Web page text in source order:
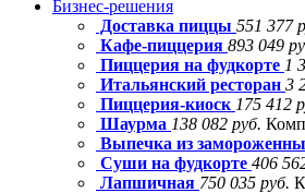
Бизнес-решения
Доставка пиццы 551 377
Кафе-пиццерия 893 049
Пиццерия на фудкорте 1
Итальянский ресторан 3
Пиццерия-киоск 175 412
Шаурма 138 082 руб.
Выпечка из
Суши на фудкорте 406
Лапшичная 750 035 руб.